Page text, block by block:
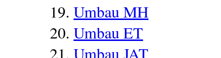
Umbau MH
Umbau ET
Umbau JAT